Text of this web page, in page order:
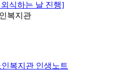
식하는 날 진행]
복지관
복지관 인생노트